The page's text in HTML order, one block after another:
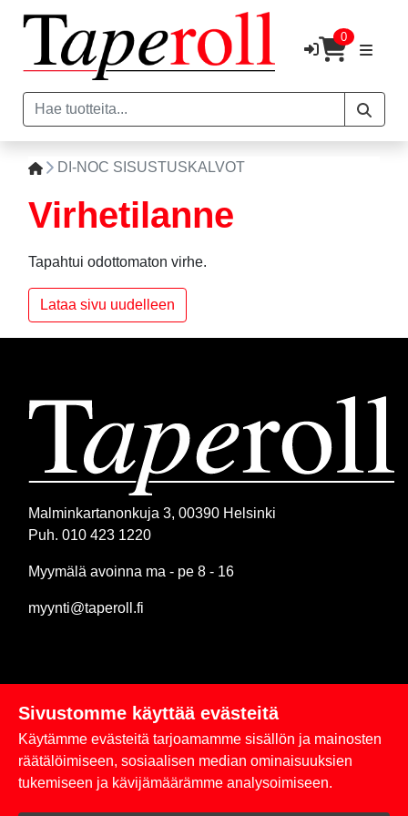
0
DI-NOC SISUSTUSKALVOT
Virhetilanne
Tapahtui odottomaton virhe.
Lataa sivu uudelleen
Malminkartanonkuja 3, 00390 Helsinki
Puh. 010 423 1220
Myymälä avoinna ma - pe 8 - 16
myynti@taperoll.fi
Linkit
Rekisteriseloste
Sivustomme käyttää evästeitä
Käytämme evästeitä tarjoamamme sisällön ja mainosten
räätälöimiseen, sosiaalisen median ominaisuuksien
tukemiseen ja kävijämäärämme analysoimiseen.